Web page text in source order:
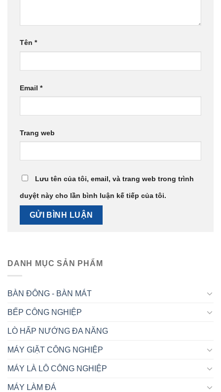
Tên *
Email *
Trang web
Lưu tên của tôi, email, và trang web trong trình
duyệt này cho lần bình luận kế tiếp của tôi.
DANH MỤC SẢN PHẨM
BÀN ĐÔNG - BÀN MÁT
BẾP CÔNG NGHIỆP
LÒ HẤP NƯỚNG ĐA NĂNG
MÁY GIẶT CÔNG NGHIỆP
MÁY LÀ LÔ CÔNG NGHIỆP
MÁY LÀM ĐÁ